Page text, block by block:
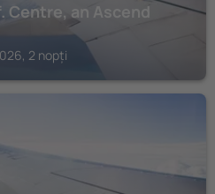
Centre, an Ascend
2 nopți